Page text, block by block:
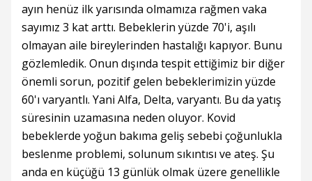
ayın henüz ilk yarısında olmamıza rağmen vaka
sayımız 3 kat arttı. Bebeklerin yüzde 70'i, aşılı
olmayan aile bireylerinden hastalığı kapıyor. Bunu
gözlemledik. Onun dışında tespit ettiğimiz bir diğer
önemli sorun, pozitif gelen bebeklerimizin yüzde
60'ı varyantlı. Yani Alfa, Delta, varyantı. Bu da yatış
süresinin uzamasına neden oluyor. Kovid
bebeklerde yoğun bakıma geliş sebebi çoğunlukla
beslenme problemi, solunum sıkıntısı ve ateş. Şu
anda en küçüğü 13 günlük olmak üzere genellikle